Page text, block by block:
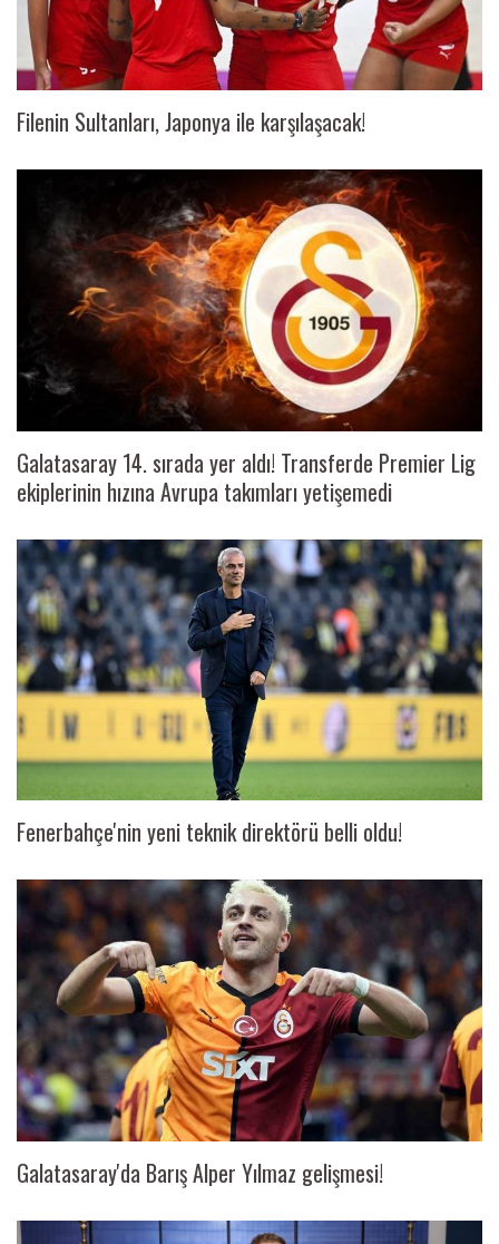
RESMİ
REKLAMLAR
Filenin Sultanları, Japonya ile karşılaşacak!
Galatasaray 14. sırada yer aldı! Transferde Premier Lig
ekiplerinin hızına Avrupa takımları yetişemedi
Fenerbahçe'nin yeni teknik direktörü belli oldu!
Galatasaray'da Barış Alper Yılmaz gelişmesi!